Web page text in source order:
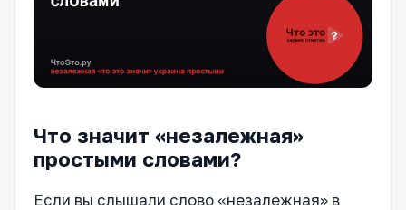
Что значит «незалежная»
простыми словами?
Если вы слышали слово «незалежная» в